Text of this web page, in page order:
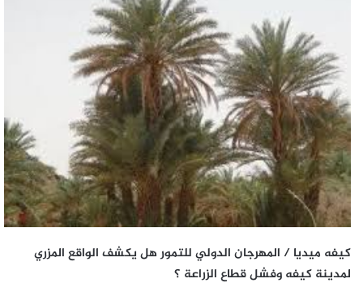
كيفه ميديا / المهرجان الدولي للتمور هل يكشف الواقع المزري
لمدينة كيفه وفشل قطاع الزراعة ؟